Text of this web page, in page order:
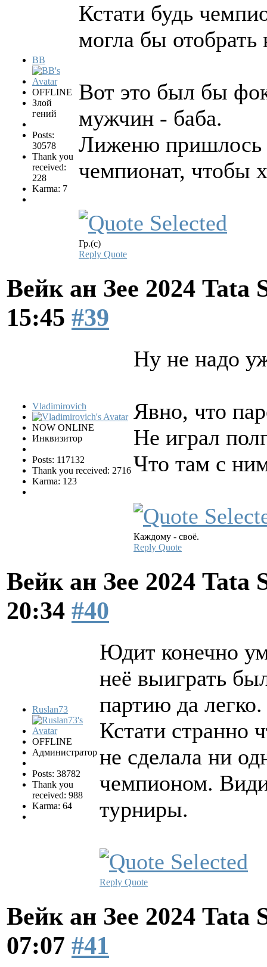
BB
OFFLINE
Злой
гений
Posts:
30578
Thank you
received:
228
Karma: 7
Кстати будь
могла бы
Вот это был бы
мужчин - баба.
Лиженю пришлось
чемпионат, чтобы
Гр.(с)
Reply Quote
Вейк ан Зее 2024 Tata
15:45 #39
Vladimirovich
NOW ONLINE
Инквизитор
Posts: 117132
Thank you received: 2716
Karma: 123
Ну не надо
Явно, что
Не играл
Что там с
Каждому - своё.
Reply Quote
Вейк ан Зее 2024 Tata
20:34 #40
Ruslan73
OFFLINE
Администратор
Posts: 38782
Thank you
received: 988
Karma: 64
Юдит конечно
неё выиграть
партию да легко.
Кстати странно
не сделала ни
чемпионом.
турниры.
Reply Quote
Вейк ан Зее 2024 Tata
07:07 #41